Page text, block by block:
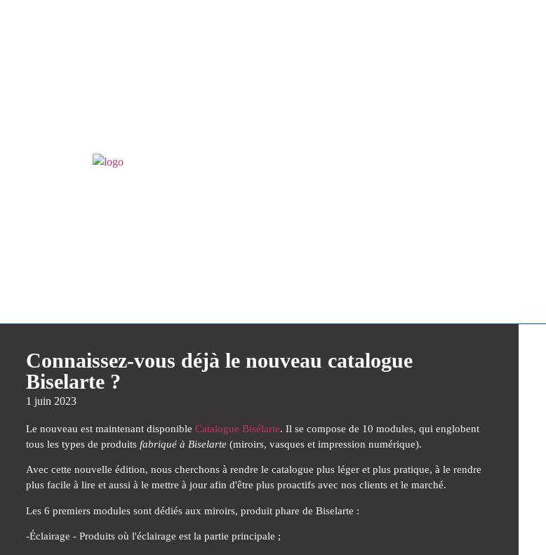
Connaissez-vous déjà le nouveau catalogue
Biselarte ?
1 juin 2023
Le nouveau est maintenant disponible Catalogue Bisélarte. Il se compose de 10 modules, qui englobent
tous les types de produits fabriqué à Biselarte(miroirs, vasques et impression numérique).
Avec cette nouvelle édition, nous cherchons à rendre le catalogue plus léger et plus pratique, à le rendre
plus facile à lire et aussi à le mettre à jour afin d'être plus proactifs avec nos clients et le marché.
Les 6 premiers modules sont dédiés aux miroirs, produit phare de Biselarte :
-Éclairage - Produits où l'éclairage est la partie principale ;